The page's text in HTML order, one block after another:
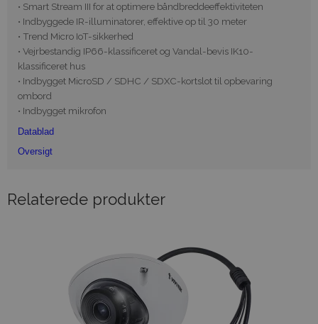
• Smart Stream III for at optimere båndbreddeeffektiviteten
• Indbyggede IR-illuminatorer, effektive op til 30 meter
• Trend Micro IoT-sikkerhed
• Vejrbestandig IP66-klassificeret og Vandal-bevis IK10-
klassificeret hus
• Indbygget MicroSD / SDHC / SDXC-kortslot til opbevaring
ombord
• Indbygget mikrofon
Datablad
Oversigt
Relaterede produkter